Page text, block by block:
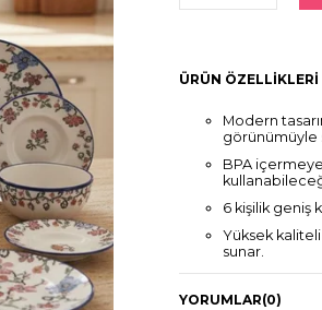
ÜRÜN ÖZELLIKLERI
Modern
görünümüyle
BPA
6 kişilik geniş
Yüksek
sunar.
Modern stil
estetik bir
YORUMLAR(0)